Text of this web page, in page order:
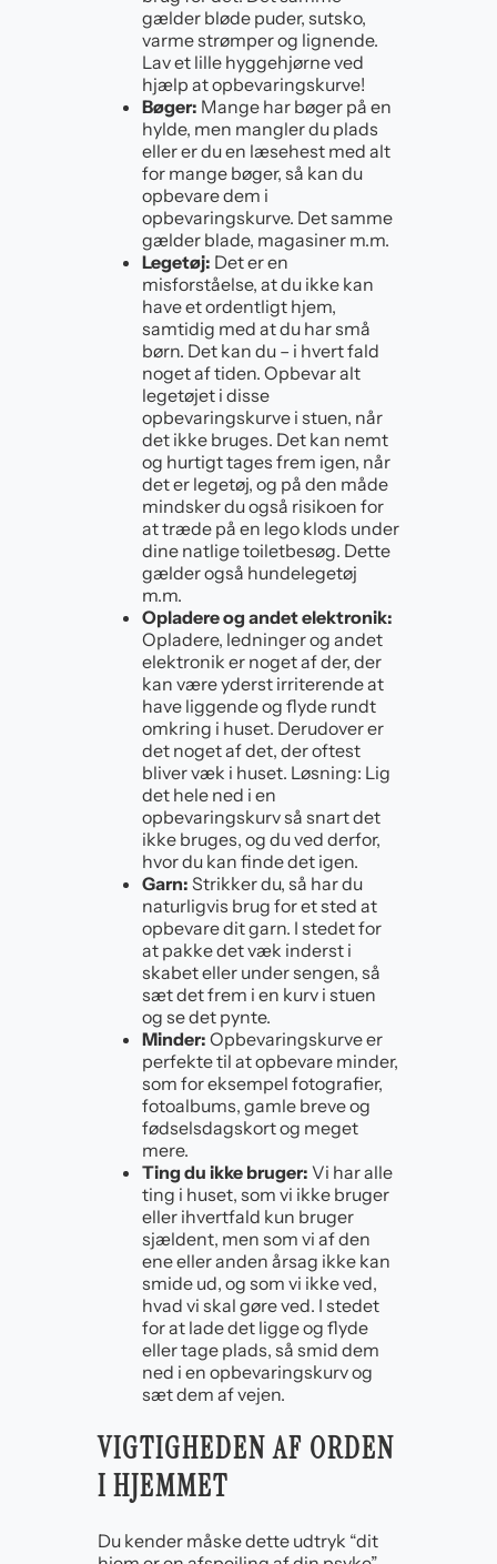
gælder bløde puder, sutsko,
varme strømper og lignende.
Lav et lille hyggehjørne ved
hjælp at opbevaringskurve!
Bøger: Mange har bøger på en
hylde, men mangler du plads
eller er du en læsehest med alt
for mange bøger, så kan du
opbevare dem i
opbevaringskurve. Det samme
gælder blade, magasiner m.m.
Legetøj: Det er en
misforståelse, at du ikke kan
have et ordentligt hjem,
samtidig med at du har små
børn. Det kan du – i hvert fald
noget af tiden. Opbevar alt
legetøjet i disse
opbevaringskurve i stuen, når
det ikke bruges. Det kan nemt
og hurtigt tages frem igen, når
det er legetøj, og på den måde
mindsker du også risikoen for
at træde på en lego klods under
dine natlige toiletbesøg. Dette
gælder også hundelegetøj
m.m.
Opladere og andet elektronik:
Opladere, ledninger og andet
elektronik er noget af der, der
kan være yderst irriterende at
have liggende og flyde rundt
omkring i huset. Derudover er
det noget af det, der oftest
bliver væk i huset. Løsning: Lig
det hele ned i en
opbevaringskurv så snart det
ikke bruges, og du ved derfor,
hvor du kan finde det igen.
Garn: Strikker du, så har du
naturligvis brug for et sted at
opbevare dit garn. I stedet for
at pakke det væk inderst i
skabet eller under sengen, så
sæt det frem i en kurv i stuen
og se det pynte.
Minder: Opbevaringskurve er
perfekte til at opbevare minder,
som for eksempel fotografier,
fotoalbums, gamle breve og
fødselsdagskort og meget
mere.
Ting du ikke bruger: Vi har alle
ting i huset, som vi ikke bruger
eller ihvertfald kun bruger
sjældent, men som vi af den
ene eller anden årsag ikke kan
smide ud, og som vi ikke ved,
hvad vi skal gøre ved. I stedet
for at lade det ligge og flyde
eller tage plads, så smid dem
ned i en opbevaringskurv og
sæt dem af vejen.
VIGTIGHEDEN AF ORDEN
I HJEMMET
Du kender måske dette udtryk “dit